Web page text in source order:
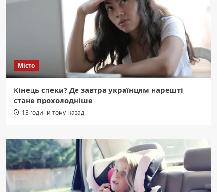
Місто
Кінець спеки? Де завтра українцям нарешті
стане прохолодніше
13 години тому назад